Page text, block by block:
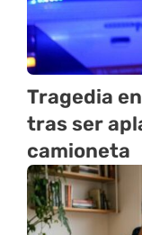
Tragedia
tras ser
camioneta